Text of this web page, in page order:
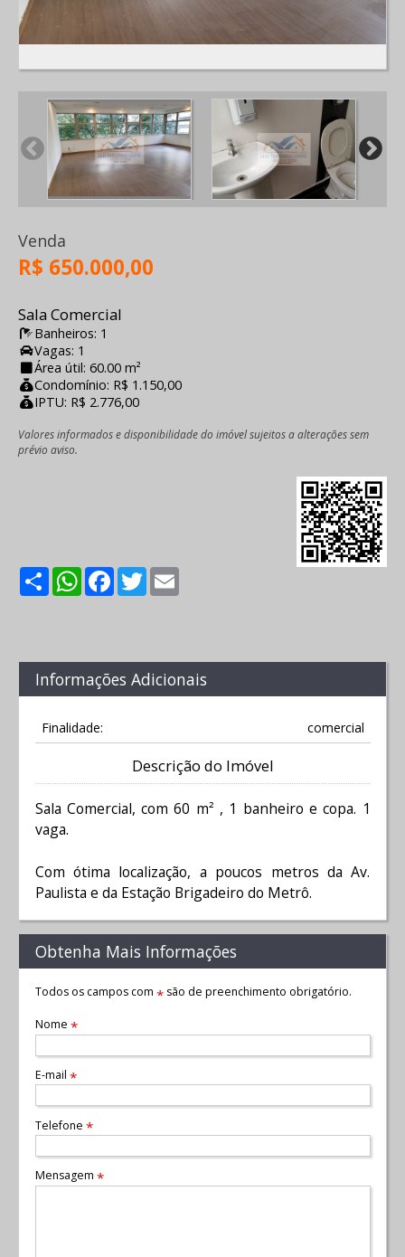
Venda
R$ 650.000,00
Sala Comercial
Banheiros: 1
Vagas: 1
Área útil: 60.00 m²
Condomínio: R$ 1.150,00
IPTU: R$ 2.776,00
Valores informados e disponibilidade do imóvel sujeitos a alterações sem
prévio aviso.
ShareWhatsApp
Facebook
Twitter
Informações Adicionais
Finalidade: comercial
Descrição do Imóvel
Sala Comercial, com 60 m² , 1 banheiro e copa. 1
vaga.
Com ótima localização, a poucos metros da Av.
Paulista e da Estação Brigadeiro do Metrô.
Obtenha Mais Informações
Todos os campos com *são de preenchimento obrigatório.
Nome *
E-mail *
Telefone *
Mensagem *